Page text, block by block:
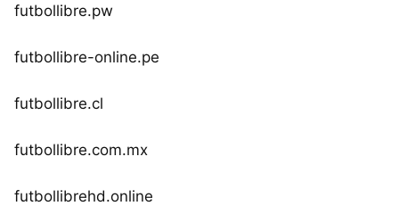
futbollibre.pw
futbollibre-online.pe
futbollibre.cl
futbollibre.com.mx
futbollibrehd.online